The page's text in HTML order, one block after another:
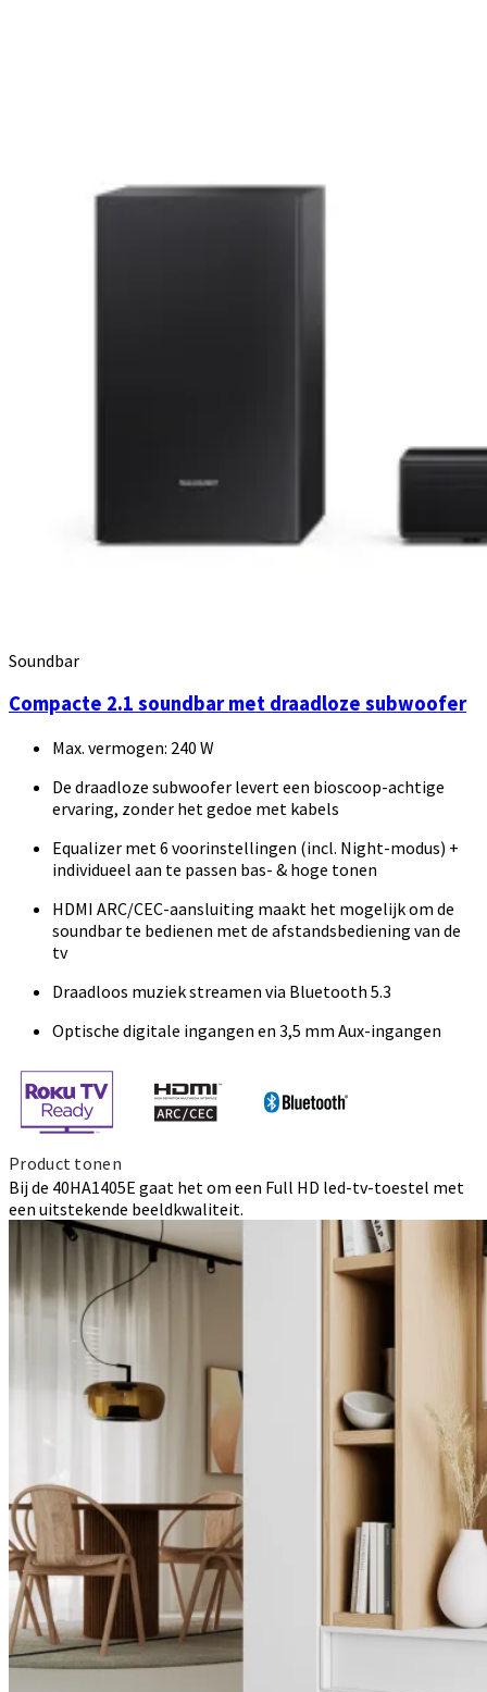
Soundbar
Compacte 2.1 soundbar met draadloze subwoofer
Max. vermogen: 240 W
De draadloze subwoofer levert een bioscoop-achtige
ervaring, zonder het gedoe met kabels
Equalizer met 6 voorinstellingen (incl. Night-modus) +
individueel aan te passen bas- & hoge tonen
HDMI ARC/CEC-aansluiting maakt het mogelijk om de
soundbar te bedienen met de afstandsbediening van de
tv
Draadloos muziek streamen via Bluetooth 5.3
Optische digitale ingangen en 3,5 mm Aux-ingangen
Product tonen
Bij de 40HA1405E gaat het om een Full HD led-tv-toestel met
een uitstekende beeldkwaliteit.